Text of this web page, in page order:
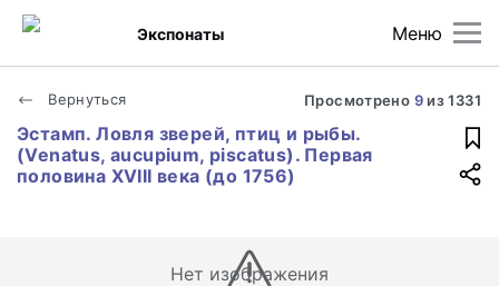
Меню
Экспонаты
Вернуться Просмотрено 9из1331
Эстамп. Ловля зверей, птиц и рыбы.
(Venatus, aucupium, piscatus). Первая
половина XVIII века (до 1756)
Нет изображения